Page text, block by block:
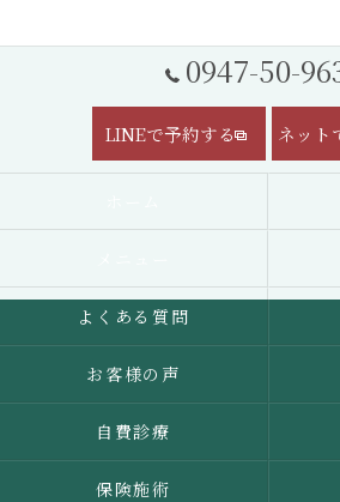
0947-50-
LINEで予約する ネット
よくある質問
お客様の声
自費診療
保険施術